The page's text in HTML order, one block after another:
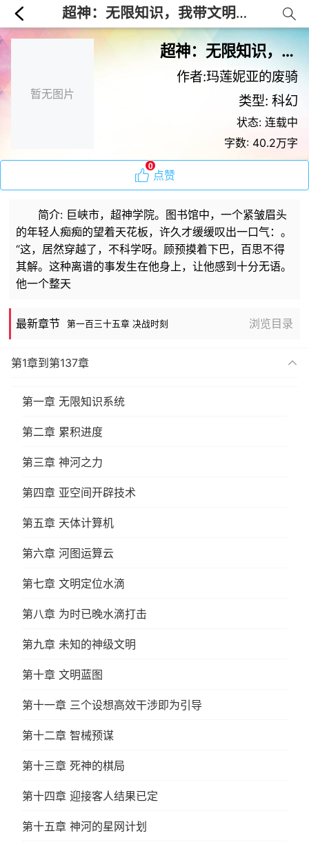
超神：无限知识，我带文明飞升！
暂无图片
超神：无限知识，我带文明飞升！
作者:玛莲妮亚的废骑
类型: 科幻
状态: 连载中
字数: 40.2万字
0
点赞
简介: 巨峡市，超神学院。图书馆中，一个紧皱眉头
的年轻人痴痴的望着天花板，许久才缓缓叹出一口气：。
“这，居然穿越了，不科学呀。顾预摸着下巴，百思不得
其解。这种离谱的事发生在他身上，让他感到十分无语。
他一个整天
最新章节 第一百三十五章 决战时刻 浏览目录
第1章到第137章
第一章 无限知识系统
第二章 累积进度
第三章 神河之力
第四章 亚空间开辟技术
第五章 天体计算机
第六章 河图运算云
第七章 文明定位水滴
第八章 为时已晚水滴打击
第九章 未知的神级文明
第十章 文明蓝图
第十一章 三个设想高效干涉即为引导
第十二章 智械预谋
第十三章 死神的棋局
第十四章 迎接客人结果已定
第十五章 神河的星网计划